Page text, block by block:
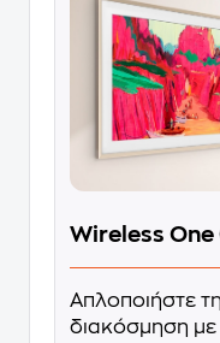
Wireless One
Απλοποιήστε
διακόσμηση